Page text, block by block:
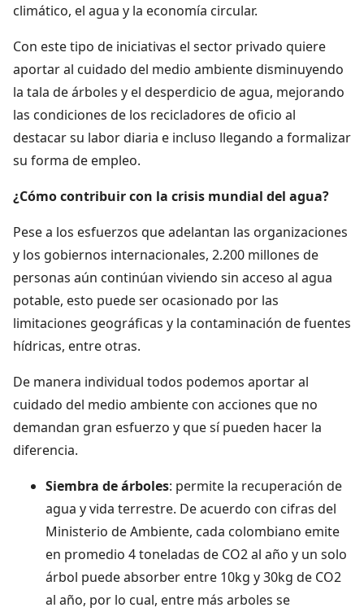
climático, el agua y la economía circular.
Con este tipo de iniciativas el sector privado quiere
aportar al cuidado del medio ambiente disminuyendo
la tala de árboles y el desperdicio de agua, mejorando
las condiciones de los recicladores de oficio al
destacar su labor diaria e incluso llegando a formalizar
su forma de empleo.
¿Cómo contribuir con la crisis mundial del agua?
Pese a los esfuerzos que adelantan las organizaciones
y los gobiernos internacionales, 2.200 millones de
personas aún continúan viviendo sin acceso al agua
potable, esto puede ser ocasionado por las
limitaciones geográficas y la contaminación de fuentes
hídricas, entre otras.
De manera individual todos podemos aportar al
cuidado del medio ambiente con acciones que no
demandan gran esfuerzo y que sí pueden hacer la
diferencia.
Siembra de árboles: permite la recuperación de
agua y vida terrestre. De acuerdo con cifras del
Ministerio de Ambiente, cada colombiano emite
en promedio 4 toneladas de CO2 al año y un solo
árbol puede absorber entre 10kg y 30kg de CO2
al año, por lo cual, entre más arboles se